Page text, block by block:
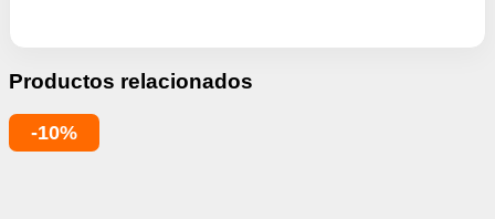
Productos relacionados
-10%